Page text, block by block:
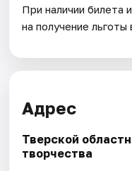
При наличии билета
на получение льготы
Адрес
Тверской
творчества